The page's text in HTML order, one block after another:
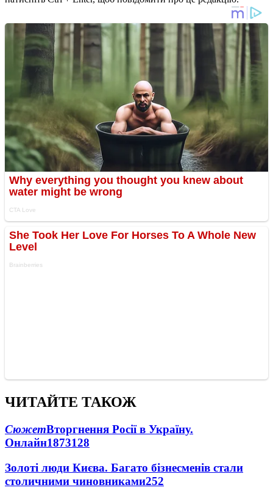
ЧИТАЙТЕ ТАКОЖ
СюжетВторгнення Росії в Україну.
Онлайн1873128
Золоті люди Києва. Багато бізнесменів стали
столичними чиновниками252